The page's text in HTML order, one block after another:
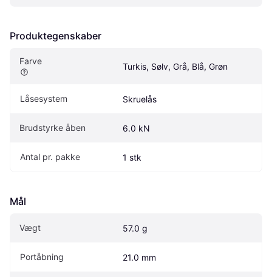
Produktegenskaber
Farve
Turkis, Sølv, Grå, Blå, Grøn
Låsesystem Skruelås
Brudstyrke åben 6.0 kN
Antal pr. pakke 1 stk
Mål
Vægt 57.0 g
Portåbning 21.0 mm